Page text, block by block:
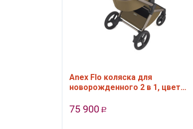
Anex Flo коляска для
новорожденного 2 в 1, цвет
75 900 Р